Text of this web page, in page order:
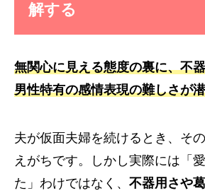
解する
無関心に見える態度の裏に、不
男性特有の感情表現の難しさが
夫が仮面夫婦を続けるとき、そ
えがちです。しかし実際には「
た」わけではなく、 不器用さや